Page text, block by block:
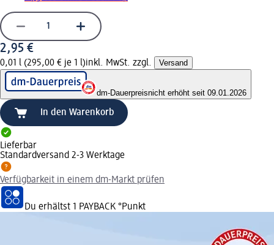
2,95 €
0,01 l (295,00 € je 1 l)inkl. MwSt. zzgl. Versand
dm-Dauerpreisnicht erhöht seit 09.01.2026
In den Warenkorb
Lieferbar
Standardversand 2-3 Werktage
Verfügbarkeit in einem dm-Markt prüfen
Du erhältst 1 PAYBACK °Punkt